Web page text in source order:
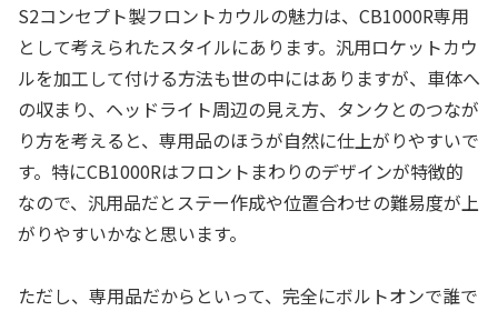
S2コンセプト製フロントカウルの魅力は、CB1000R専用
として考えられたスタイルにあります。汎用ロケットカウ
ルを加工して付ける方法も世の中にはありますが、車体へ
の収まり、ヘッドライト周辺の見え方、タンクとのつなが
り方を考えると、専用品のほうが自然に仕上がりやすいで
す。特にCB1000Rはフロントまわりのデザインが特徴的
なので、汎用品だとステー作成や位置合わせの難易度が上
がりやすいかなと思います。
ただし、専用品だからといって、完全にボルトオンで誰で